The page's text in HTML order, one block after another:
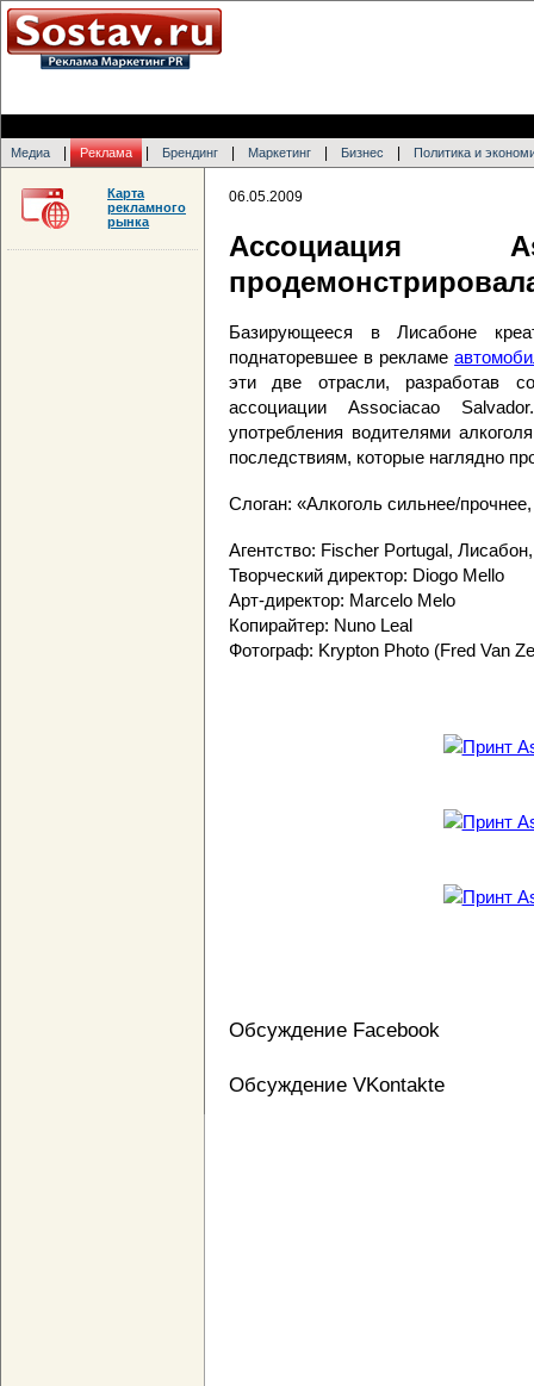
Медиа Реклама Брендинг Маркетинг Бизнес Политика и
06.05.2009
Ассоциация
Базирующееся в Лисабоне
поднаторевшее в рекламе
эти две отрасли, разработав
ассоциации Associacao
употребления водителями
последствиям, которые наглядно
Слоган: «Алкоголь сильнее/
Агентство: Fischer Portugal,
Творческий директор: Diogo Mello
Арт-директор: Marcelo Melo
Копирайтер: Nuno Leal
Фотограф: Krypton Photo (Fred Van
Обсуждение Facebook
Обсуждение VKontakte
Карта
рекламного
рынка